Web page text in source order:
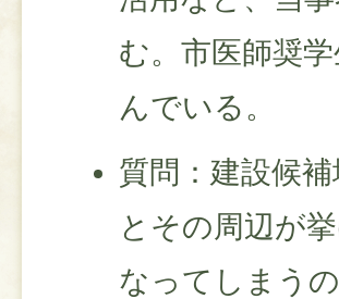
む。市医師奨
んでいる。
質問：建設候
とその周辺が
なってしまう